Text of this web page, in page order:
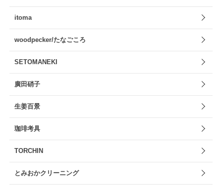
itoma
woodpecker/たなごころ
SETOMANEKI
廣田硝子
生姜百景
珈琲考具
TORCHIN
とみおかクリーニング